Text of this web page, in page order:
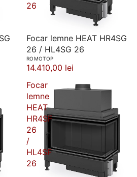
26
Focar lemne HEAT HR4SG
26 / HL4SG 26
ROMOTOP
14.410,00 lei
Focar
lemne
HEAT
HR4SF
26
/
HL4SF
26